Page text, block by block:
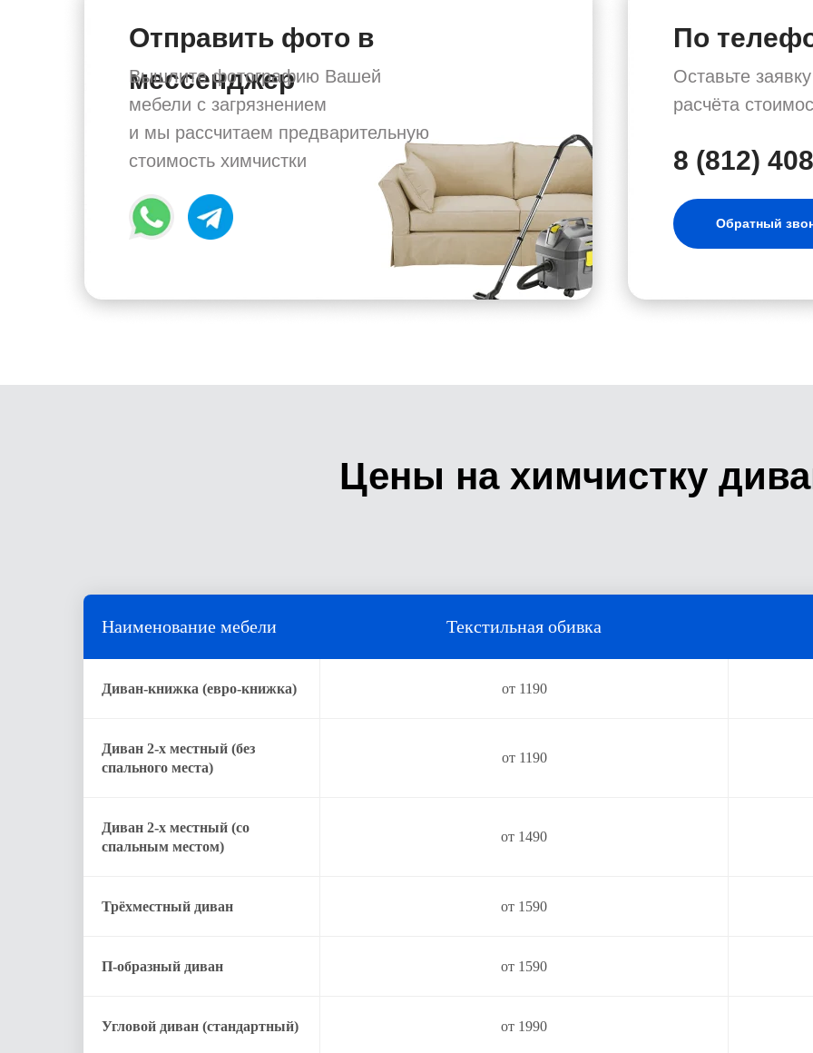
Отправить фото в
мессенджер
По
Вышлите фотографию Вашей
мебели с загрязнением
и мы рассчитаем предварительную
стоимость химчистки
Оставьте
расчёта
Обратный
8 (812)
Цены на химчистку
Наименование мебели Текстильная обивка
Диван-книжка (евро-книжка) от 1190
Диван 2-х местный (без
спального места)
от 1190
Диван 2-х местный (со
спальным местом)
от 1490
Трёхместный диван от 1590
П-образный диван от 1590
Угловой диван (стандартный) от 1990